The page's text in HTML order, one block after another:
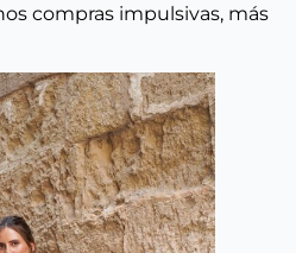
compras impulsivas, más